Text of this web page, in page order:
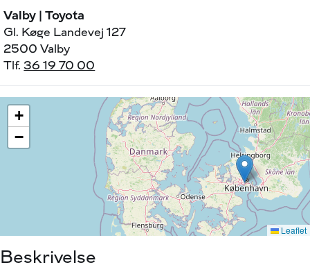
Valby | Toyota
Gl. Køge Landevej 127
2500 Valby
Tlf.36 19 70 00
Beskrivelse